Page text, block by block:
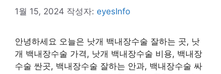
1월 15, 2024 작성자: eyesInfo
안녕하세요 오늘은 낫개 백내장수술 잘하는 곳, 낫
개 백내장수술 가격, 낫개 백내장수술 비용, 백내장
수술 싼곳, 백내장수술 잘하는 안과, 백내장수술 싸